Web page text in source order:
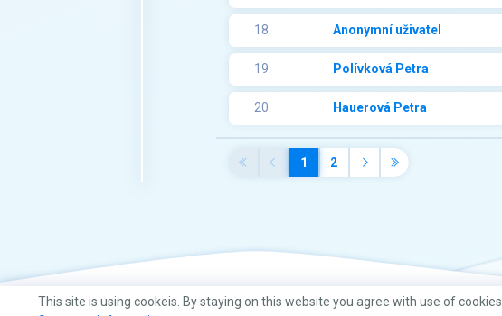
18. Anonymní uživatel
19. Polívková Petra
20. Hauerová Petra
1 2
This site is using cookeis. By staying on this website you agree with use of cookies.